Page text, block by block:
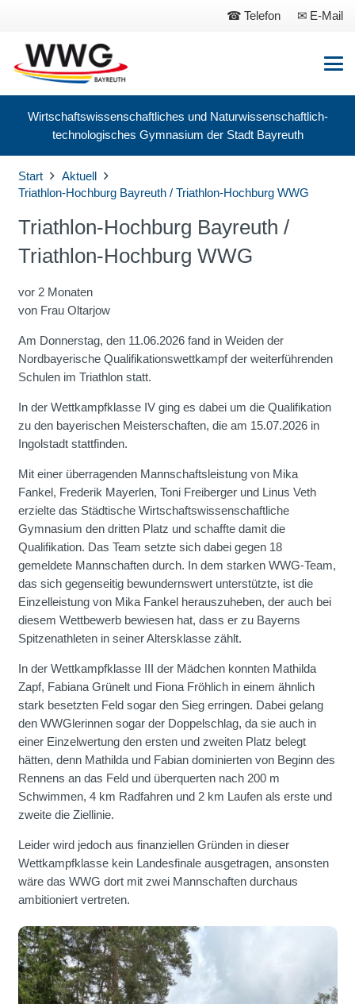
Telefon E-Mail
Wirtschaftswissenschaftliches und Naturwissenschaftlich-
technologisches Gymnasium der Stadt Bayreuth
Start
Aktuell
Triathlon-Hochburg Bayreuth / Triathlon-Hochburg WWG
Triathlon-Hochburg Bayreuth /
Triathlon-Hochburg WWG
vor 2 Monaten
von Frau Oltarjow
Am Donnerstag, den 11.06.2026 fand in Weiden der
Nordbayerische Qualifikationswettkampf der weiterführenden
Schulen im Triathlon statt.
In der Wettkampfklasse IV ging es dabei um die Qualifikation
zu den bayerischen Meisterschaften, die am 15.07.2026 in
Ingolstadt stattfinden.
Mit einer überragenden Mannschaftsleistung von Mika
Fankel, Frederik Mayerlen, Toni Freiberger und Linus Veth
erzielte das Städtische Wirtschaftswissenschaftliche
Gymnasium den dritten Platz und schaffte damit die
Qualifikation. Das Team setzte sich dabei gegen 18
gemeldete Mannschaften durch. In dem starken WWG-Team,
das sich gegenseitig bewundernswert unterstützte, ist die
Einzelleistung von Mika Fankel herauszuheben, der auch bei
diesem Wettbewerb bewiesen hat, dass er zu Bayerns
Spitzenathleten in seiner Altersklasse zählt.
In der Wettkampfklasse III der Mädchen konnten Mathilda
Zapf, Fabiana Grünelt und Fiona Fröhlich in einem ähnlich
stark besetzten Feld sogar den Sieg erringen. Dabei gelang
den WWGlerinnen sogar der Doppelschlag, da sie auch in
einer Einzelwertung den ersten und zweiten Platz belegt
hätten, denn Mathilda und Fabian dominierten von Beginn des
Rennens an das Feld und überquerten nach 200 m
Schwimmen, 4 km Radfahren und 2 km Laufen als erste und
zweite die Ziellinie.
Leider wird jedoch aus finanziellen Gründen in dieser
Wettkampfklasse kein Landesfinale ausgetragen, ansonsten
wäre das WWG dort mit zwei Mannschaften durchaus
ambitioniert vertreten.